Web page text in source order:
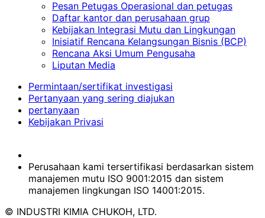
Pesan Petugas Operasional dan petugas
Daftar kantor dan perusahaan grup
Kebijakan Integrasi Mutu dan Lingkungan
Inisiatif Rencana Kelangsungan Bisnis (BCP)
Rencana Aksi Umum Pengusaha
Liputan Media
Permintaan/sertifikat investigasi
Pertanyaan yang sering diajukan
pertanyaan
Kebijakan Privasi
Perusahaan kami tersertifikasi berdasarkan sistem
manajemen mutu ISO 9001:2015 dan sistem
manajemen lingkungan ISO 14001:2015.
© INDUSTRI KIMIA CHUKOH, LTD.